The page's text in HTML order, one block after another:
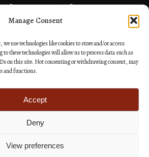
Manage Consent
we use technologies like cookies to store and/or access
these technologies will allow us to process data such as
on this site. Not consenting or withdrawing consent, may
and functions.
Accept
Deny
View preferences
και 27310 26581
Site as you GO: Falcon από